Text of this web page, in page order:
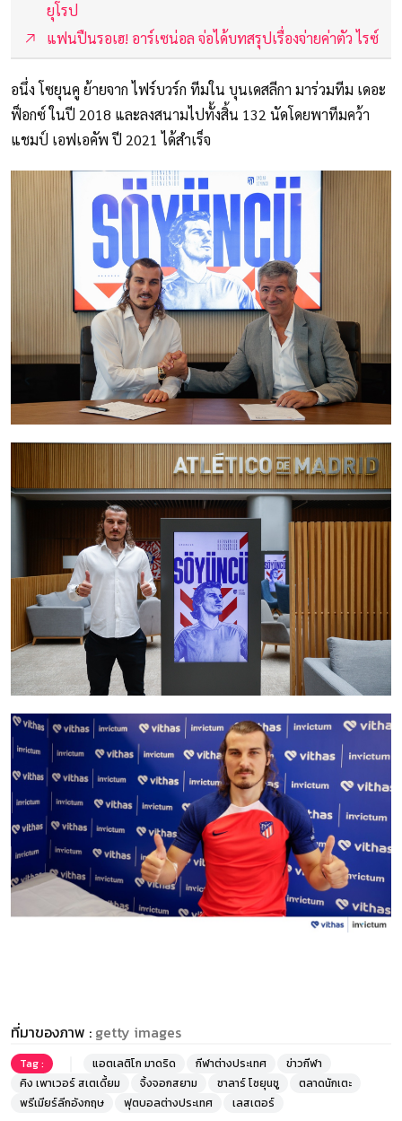
ยุโรป
แฟนปืนรอเฮ! อาร์เซน่อล จ่อได้บทสรุปเรื่องจ่ายค่าตัว ไรซ์
อนึ่ง โซยุนคู ย้ายจาก ไฟร์บวร์ก ทีมใน บุนเดสลีกา มาร่วมทีม เดอะ
ฟ็อกซ์ ในปี 2018 และลงสนามไปทั้งสิ้น 132 นัดโดยพาทีมคว้า
แชมป์ เอฟเอคัพ ปี 2021 ได้สำเร็จ
ที่มาของภาพ : getty images
Tag : แอตเลติโก มาดริด กีฬาต่างประเทศ
ข่าวกีฬา
คิง เพาเวอร์ สเตเดี้ยม
จิ้งจอกสยาม ชาลาร์ โซยุนชู
ตลาดนักเตะ
พรีเมียร์ลีกอังกฤษ
ฟุตบอลต่างประเทศ เลสเตอร์